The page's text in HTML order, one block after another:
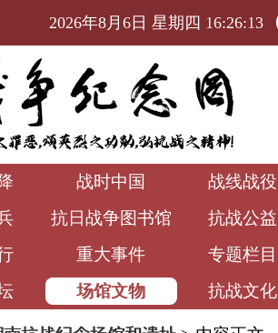
2026年8月6日 星期四 16:26:15
战时中国
战线战役
抗日战争图书馆
抗战公益
重大事件
专题栏目
场馆文物 抗战文化